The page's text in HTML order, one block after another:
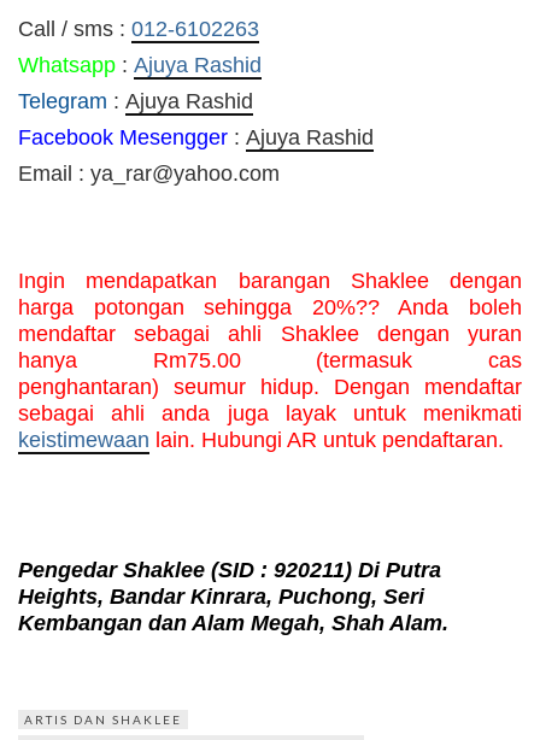
Call / sms : 012-6102263
Whatsapp : Ajuya Rashid
Telegram : Ajuya Rashid
Facebook Mesengger : Ajuya Rashid
Email : ya_rar@yahoo.com
Ingin mendapatkan barangan Shaklee dengan
harga potongan sehingga 20%?? Anda boleh
mendaftar sebagai ahli Shaklee dengan yuran
hanya Rm75.00 (termasuk cas
penghantaran) seumur hidup. Dengan mendaftar
keistimewaan lain. Hubungi AR untuk pendaftaran.
Pengedar Shaklee (SID : 920211) Di Putra
Heights, Bandar Kinrara, Puchong, Seri
Kembangan dan Alam Megah, Shah Alam.
ARTIS DAN SHAKLEE